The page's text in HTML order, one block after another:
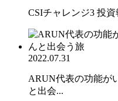
CSIチャレンジ3 投
2022.07.31
ARUN代表の功能が
と出会...